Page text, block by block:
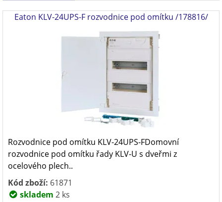
Eaton KLV-24UPS-F rozvodnice pod omítku /178816/
Rozvodnice pod omítku KLV-24UPS-FDomovní
rozvodnice pod omítku řady KLV-U s dveřmi z
ocelového plech..
Kód zboží: 61871
skladem 2 ks